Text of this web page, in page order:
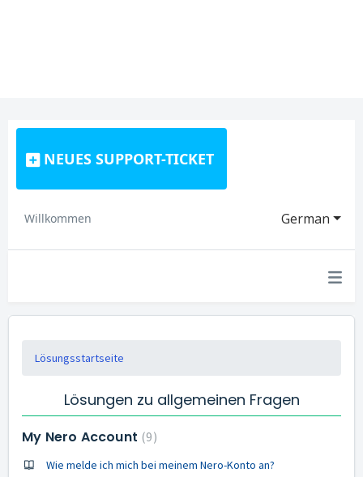
NEUES SUPPORT-TICKET
German
Willkommen
Lösungsstartseite
Lösungen zu allgemeinen Fragen
My Nero Account 9
Wie melde ich mich bei meinem Nero-Konto an?